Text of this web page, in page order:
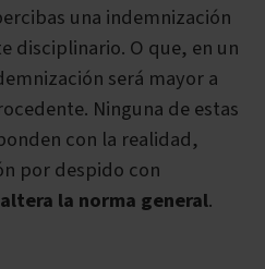
una indemnización
disciplinario. O que, en un
será mayor a
Ninguna de estas
con la realidad,
por despido con
la norma general.